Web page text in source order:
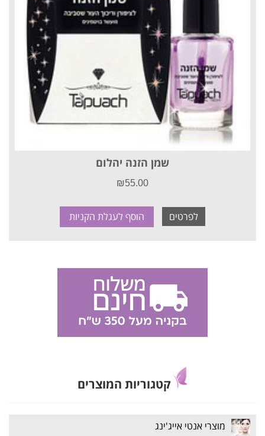
שמן הזנה יהלום
₪55.00
לפרטים הוסף לעגלת הקניות
קטגוריות המוצרים
מוצרי אנטי אייג'ינג